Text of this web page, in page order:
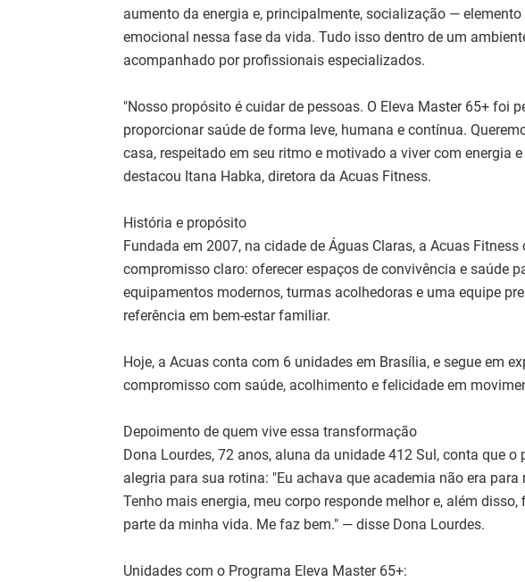
aumento da energia e, principalmente, socialização —
emocional nessa fase da vida. Tudo isso dentro de um
acompanhado por profissionais especializados.
"Nosso propósito é cuidar de pessoas. O Eleva Master 65+ foi
proporcionar saúde de forma leve, humana e contínua.
casa, respeitado em seu ritmo e motivado a viver com energia
destacou Itana Habka, diretora da Acuas Fitness.
História e propósito
Fundada em 2007, na cidade de Águas Claras, a Acuas
compromisso claro: oferecer espaços de convivência e saúde
equipamentos modernos, turmas acolhedoras e uma equipe
referência em bem-estar familiar.
Hoje, a Acuas conta com 6 unidades em Brasília, e segue em
compromisso com saúde, acolhimento e felicidade em
Depoimento de quem vive essa transformação
Dona Lourdes, 72 anos, aluna da unidade 412 Sul, conta que
alegria para sua rotina: "Eu achava que academia não era
Tenho mais energia, meu corpo responde melhor e, além
parte da minha vida. Me faz bem." — disse Dona Lourdes.
Unidades com o Programa Eleva Master 65+: